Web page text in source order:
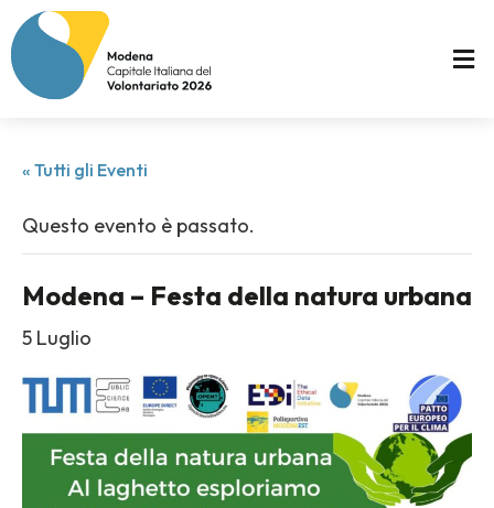
« Tutti gli Eventi
Questo evento è passato.
Modena – Festa della natura urbana
5 Luglio